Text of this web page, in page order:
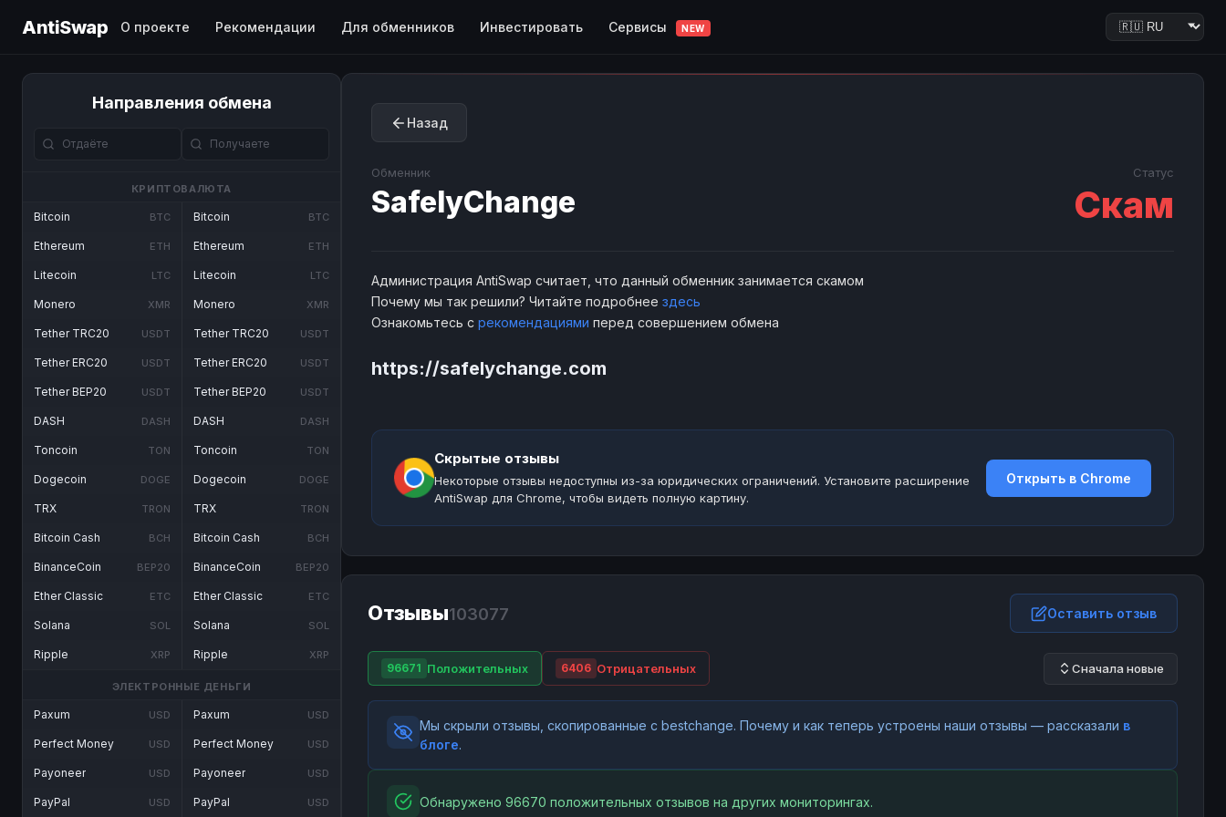
AntiSwap О проекте Рекомендации Для обменников Инвестировать Сервисы NEW
Направления обмена
КРИПТОВАЛЮТА
Bitcoin BTC
Ethereum ETH
Litecoin LTC
Monero XMR
Tether TRC20 USDT
Tether ERC20 USDT
Tether BEP20 USDT
DASH DASH
Toncoin TON
Dogecoin DOGE
TRX TRON
Bitcoin Cash BCH
BinanceCoin BEP20
Ether Classic ETC
Solana SOL
Ripple XRP
Bitcoin BTC
Ethereum ETH
Litecoin LTC
Monero XMR
Tether TRC20 USDT
Tether ERC20 USDT
Tether BEP20 USDT
DASH DASH
Toncoin TON
Dogecoin DOGE
TRX TRON
Bitcoin Cash BCH
BinanceCoin BEP20
Ether Classic ETC
Solana SOL
Ripple XRP
ЭЛЕКТРОННЫЕ ДЕНЬГИ
Paxum USD
Perfect Money USD
Payoneer USD
PayPal USD
Paxum USD
Perfect Money USD
Payoneer USD
PayPal USD
Назад
Обменник
SafelyChange
Статус
Скам
Администрация AntiSwap считает, что данный обменник занимается скамом
Почему мы так решили? Читайте подробнее здесь
Ознакомьтесь с рекомендациями перед совершением обмена
https://safelychange.com
Скрытые отзывы
Некоторые отзывы недоступны из-за юридических ограничений. Установите расширение
AntiSwap для Chrome, чтобы видеть полную картину.
Открыть в Chrome
Отзывы103077 Оставить отзыв
96671 Положительных 6406 Отрицательных Сначала новые
Мы скрыли отзывы, скопированные с bestchange. Почему и как теперь устроены наши отзывы — рассказали в
блоге.
Обнаружено 96670 положительных отзывов на других мониторингах.